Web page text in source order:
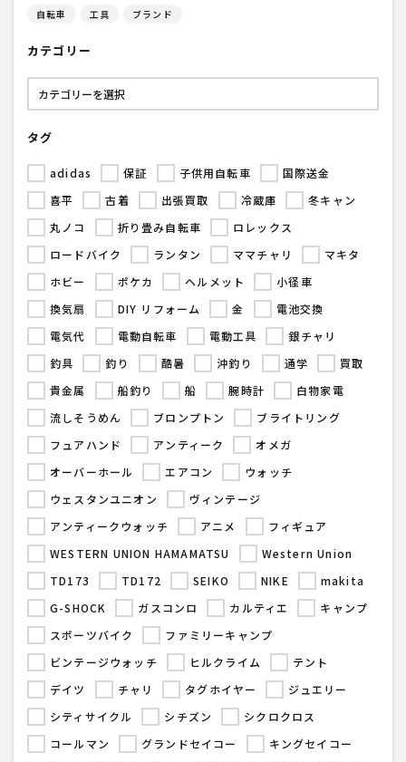
自転車 工具 ブランド
カテゴリー
タグ
adidas 保証 子供用自転車
国際送金
喜平
古着 出張買取 冷蔵庫
冬キャン
丸ノコ
折り畳み自転車
ロレックス
ロードバイク
ランタン ママチャリ
マキタ
ホビー
ポケカ ヘルメット
小径車
換気扇
DIY リフォーム 金
電池交換
電気代
電動自転車 電動工具
銀チャリ
釣具
釣り 酷暑 沖釣り 通学
買取
貴金属
船釣り 船 腕時計
白物家電
流しそうめん
ブロンプトン
ブライトリング
フュアハンド
アンティーク
オメガ
オーバーホール
エアコン
ウォッチ
ウェスタンユニオン
ヴィンテージ
アンティークウォッチ
アニメ
フィギュア
WESTERN UNION HAMAMATSU
Western Union
TD173
TD172 SEIKO NIKE
makita
G-SHOCK
ガスコンロ カルティエ
キャンプ
スポーツバイク
ファミリーキャンプ
ビンテージウォッチ
ヒルクライム
テント
デイツ
チャリ タグホイヤー
ジュエリー
シティサイクル
シチズン
シクロクロス
コールマン
グランドセイコー
キングセイコー